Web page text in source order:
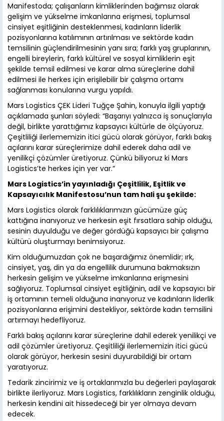
Manifestoda; çalışanların kimliklerinden bağımsız olarak
gelişim ve yükselme imkanlarına erişmesi, toplumsal
cinsiyet eşitliğinin desteklenmesi, kadınların liderlik
pozisyonlarına katılımının artırılması ve sektörde kadın
temsilinin güçlendirilmesinin yanı sıra; farklı yaş gruplarının,
engelli bireylerin, farklı kültürel ve sosyal kimliklerin eşit
şekilde temsil edilmesi ve karar alma süreçlerine dahil
edilmesi ile herkes için erişilebilir bir çalışma ortamı
sağlanması konularına vurgu yapıldı.
Mars Logistics ÇEK Lideri Tuğçe Şahin, konuyla ilgili yaptığı
açıklamada şunları söyledi: “Başarıyı yalnızca iş sonuçlarıyla
değil, birlikte yarattığımız kapsayıcı kültürle de ölçüyoruz.
Çeşitliliği ilerlememizin itici gücü olarak görüyor, farklı bakış
açılarını karar süreçlerimize dahil ederek daha adil ve
yenilikçi çözümler üretiyoruz. Çünkü biliyoruz ki Mars
Logistics’te herkes için yer var.”
Mars Logistics’in yayınladığı Çeşitlilik, Eşitlik ve
Kapsayıcılık Manifestosu’nun tam hali şu şekilde:
Mars Logistics olarak farklılıklarımızın gücümüze güç
kattığına inanıyoruz ve herkesin eşit fırsatlara sahip olduğu,
sesinin duyulduğu ve değer gördüğü kapsayıcı bir çalışma
kültürü oluşturmayı benimsiyoruz.
Kim olduğumuzdan çok ne başardığımız önemlidir; ırk,
cinsiyet, yaş, din ya da engellilik durumuna bakmaksızın
herkesin gelişim ve yükselme imkanlarına erişmesini
sağlıyoruz. Toplumsal cinsiyet eşitliğinin, adil ve kapsayıcı bir
iş ortamının temeli olduğuna inanıyoruz ve kadınların liderlik
pozisyonlarına erişimini destekliyor, sektörde kadın temsilini
artırmayı hedefliyoruz.
Farklı bakış açılarını karar süreçlerine dahil ederek yenilikçi ve
adil çözümler üretiyoruz. Çeşitliliği ilerlememizin itici gücü
olarak görüyor, herkesin sesini duyurabildiği bir ortam
yaratıyoruz.
Tedarik zincirimiz ve iş ortaklarımızla bu değerleri paylaşarak
birlikte ilerliyoruz. Mars Logistics, farklılıkların zenginlik olduğu,
herkesin kendini ait hissedeceği bir yer olmaya devam
edecek.